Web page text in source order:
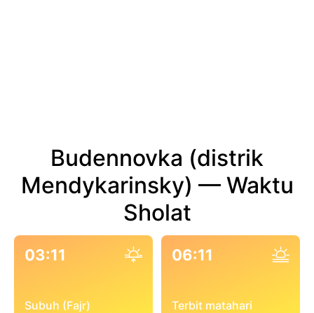
Budennovka (distrik
Mendykarinsky) — Waktu
Sholat
03:11
Subuh (Fajr)
06:11
Terbit matahari